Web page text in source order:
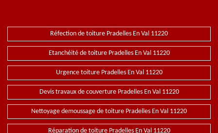
Réfection de toiture Pradelles En Val 11220
Etanchéité de toiture Pradelles En Val 11220
Urgence toiture Pradelles En Val 11220
Devis travaux de couverture Pradelles En Val 11220
Nettoyage demoussage de toiture Pradelles En Val 11220
Réparation de toiture Pradelles En Val 11220